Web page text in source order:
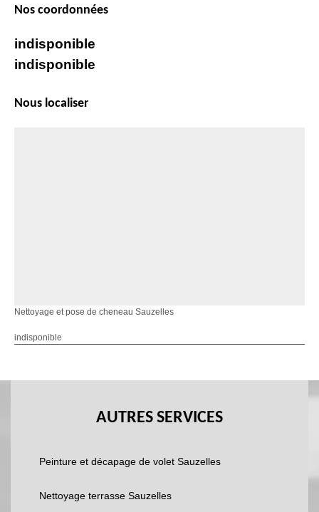
Nos coordonnées
indisponible
indisponible
Nous localiser
Nettoyage et pose de cheneau Sauzelles
indisponible
AUTRES SERVICES
Peinture et décapage de volet Sauzelles
Nettoyage terrasse Sauzelles